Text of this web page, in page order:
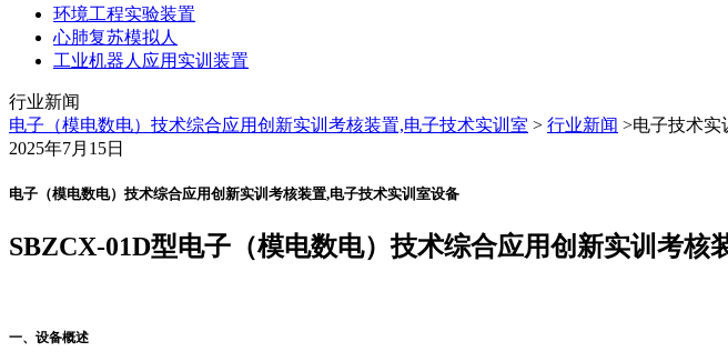
环境工程实验装置
心肺复苏模拟人
工业机器人应用实训装置
行业新闻
电子（模电数电）技术综合应用创新实训考核装置,电子技术实训室 > 行业新闻 >电子技术实
2025年7月15日
电子（模电数电）技术综合应用创新实训考核装置,电子技术实训室设备
SBZCX-01D型电子（模电数电）技术综合应用创新实训考核
一、设备概述